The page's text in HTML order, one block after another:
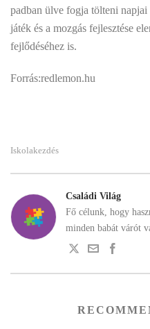
padban ülve fogja tölteni
játék és a mozgás fejlesztése
fejlődéséhez is.
Forrás:redlemon.hu
Iskolakezdés
Családi Világ
Fő célunk, hogy
minden babát várót